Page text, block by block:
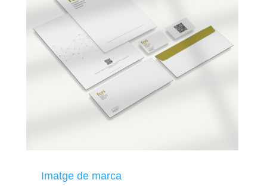
Imatge de marca